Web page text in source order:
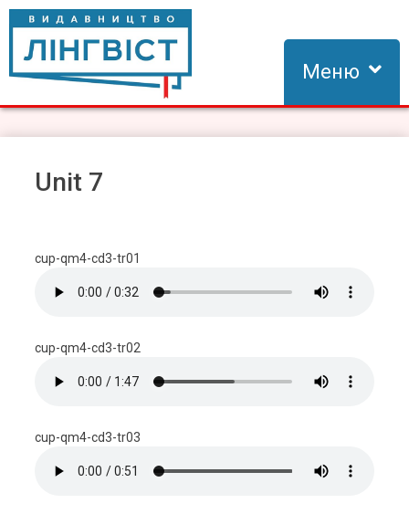
Skip
content
Видавництво Лінгвіст
Видавництво Лінгвіст – адаптація та створення видань для
Меню
Unit 7
cup-qm4-cd3-tr01
cup-qm4-cd3-tr02
cup-qm4-cd3-tr03